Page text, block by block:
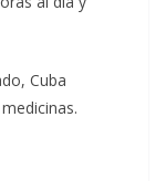
Cuba